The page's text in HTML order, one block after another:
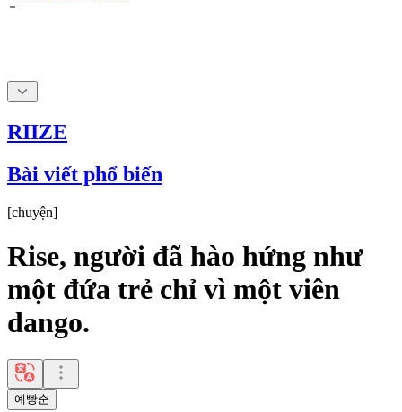
RIIZE
Bài viết phổ biến
[chuyện]
Rise, người đã hào hứng như
một đứa trẻ chỉ vì một viên
dango.
예빵순